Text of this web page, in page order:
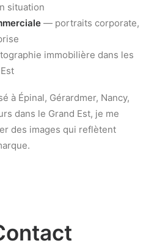
situation
— portraits corporate,
immobilière dans les
à Épinal, Gérardmer, Nancy,
dans le Grand Est, je me
des images qui reflètent